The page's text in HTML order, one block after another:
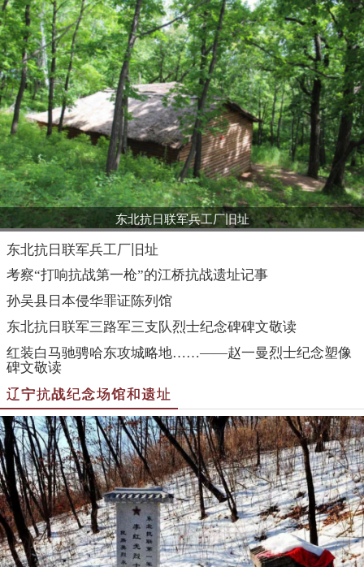
东北抗日联军兵工厂旧址
东北抗日联军兵工厂旧址
考察“打响抗战第一枪”的江桥抗战遗址记事
孙吴县日本侵华罪证陈列馆
东北抗日联军三路军三支队烈士纪念碑碑文敬读
红装白马驰骋哈东攻城略地……——赵一曼烈士纪念塑像
碑文敬读
辽宁抗战纪念场馆和遗址